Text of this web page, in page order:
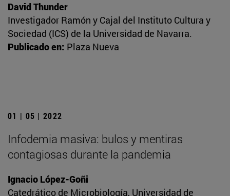
David Thunder
Investigador Ramón y Cajal del Instituto Cultura y
Sociedad (ICS) de la Universidad de Navarra.
Publicado en: Plaza Nueva
01 | 05 | 2022
Infodemia masiva: bulos y mentiras
contagiosas durante la pandemia
Ignacio López-Goñi
Catedrático de Microbiología, Universidad de